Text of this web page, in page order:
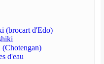
(brocart d'Edo)
d'eau